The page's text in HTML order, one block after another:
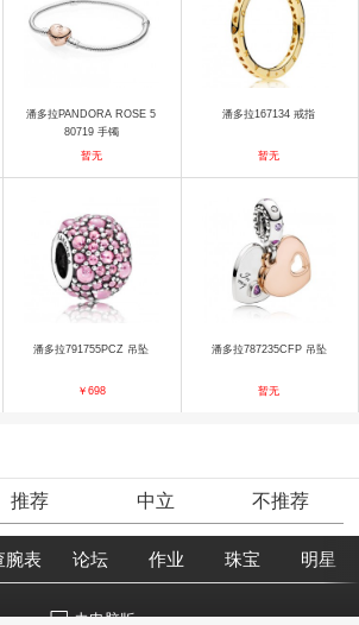
潘多拉PANDORA ROSE 5
80719 手镯
暂无
潘多拉167134 戒指
暂无
潘多拉791755PCZ 吊坠
￥698
潘多拉787235CFP 吊坠
暂无
推荐 中立 不推荐
腕表 论坛 作业 珠宝 明星
去电脑版